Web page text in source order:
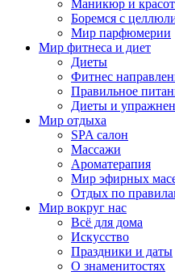
Маникюр и
Боремся с
Мир парфюмерии
Мир фитнеса и диет
Диеты
Фитнес
Правильное
Диеты и
Мир отдыха
SPA салон
Массажи
Ароматерапия
Мир эфирных
Отдых по
Мир вокруг нас
Всё для дома
Искусство
Праздники и даты
О знаменитостях